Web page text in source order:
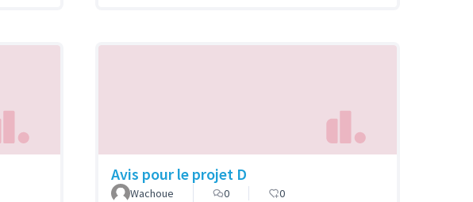
Avis pour le projet D
Wachoue 0 0